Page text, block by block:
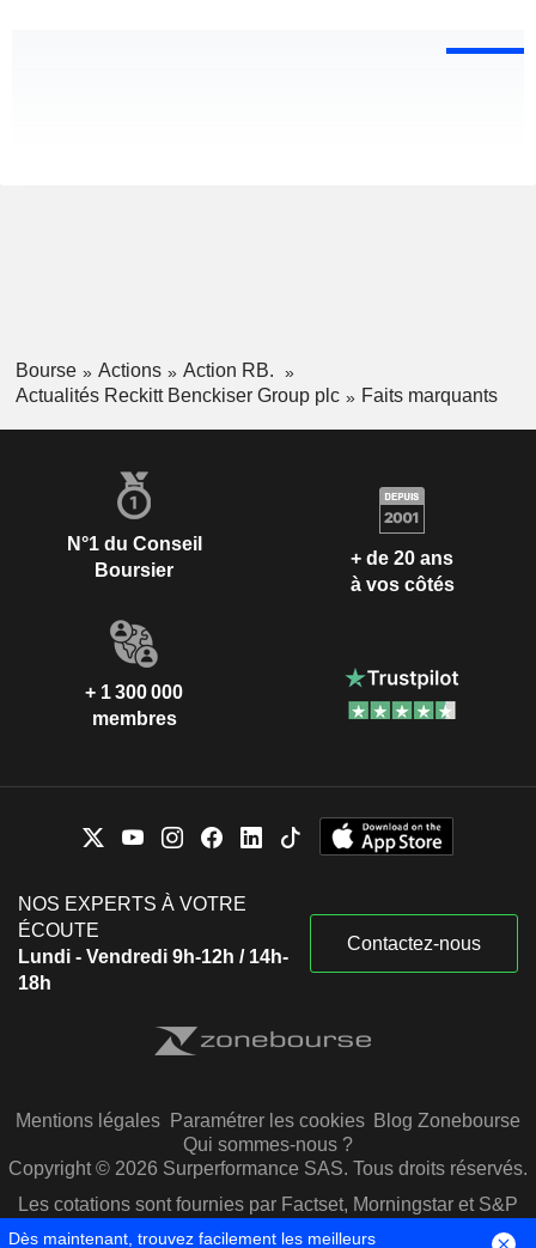
Bourse Actions
Action RB.
Actualités Reckitt Benckiser Group plc
Faits marquants
N°1 du Conseil
Boursier
+ de 20 ans
à vos côtés
+ 1 300 000
membres
NOS EXPERTS À VOTRE
ÉCOUTE
Lundi - Vendredi 9h-12h / 14h-
18h
Contactez-nous
Mentions légales Paramétrer les cookies Blog Zonebourse
Qui sommes-nous ?
Copyright © 2026 Surperformance SAS. Tous droits réservés.
Les cotations sont fournies par Factset, Morningstar et S&P
Capital IQ
Dès maintenant, trouvez facilement les meilleurs